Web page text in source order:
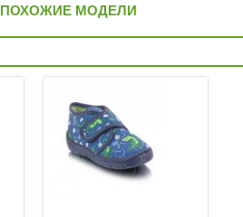
ПОХОЖИЕ МОДЕЛИ